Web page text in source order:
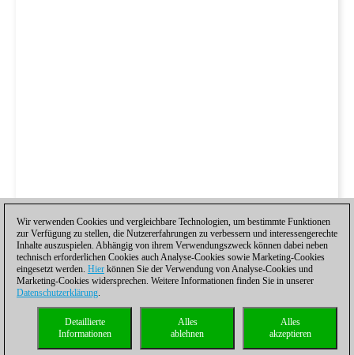
Wir verwenden Cookies und vergleichbare Technologien, um bestimmte Funktionen
zur Verfügung zu stellen, die Nutzererfahrungen zu verbessern und interessengerechte
Inhalte auszuspielen. Abhängig von ihrem Verwendungszweck können dabei neben
technisch erforderlichen Cookies auch Analyse-Cookies sowie Marketing-Cookies
eingesetzt werden. Hier können Sie der Verwendung von Analyse-Cookies und
Marketing-Cookies widersprechen. Weitere Informationen finden Sie in unserer
Datenschutzerklärung.
Alles
akzeptieren
Alles
ablehnen
Detaillierte
Informationen